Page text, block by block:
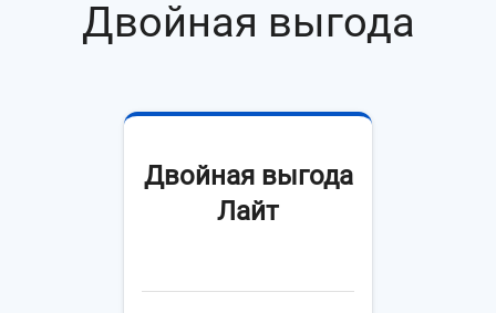
Двойная выгода
Двойная выгода
Лайт